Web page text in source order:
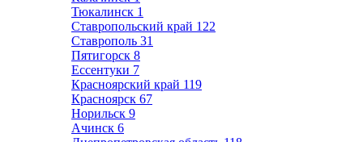
Тюкалинск 1
Ставропольский край 122
Ставрополь 31
Пятигорск 8
Ессентуки 7
Красноярский край 119
Красноярск 67
Норильск 9
Ачинск 6